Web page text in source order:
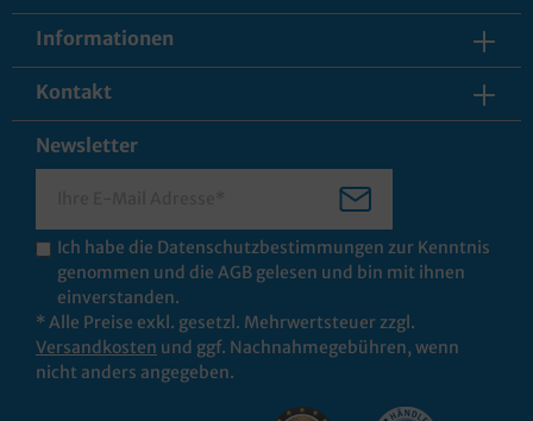
Informationen
Kontakt
Newsletter
Ich habe die Datenschutzbestimmungen zur Kenntnis
genommen und die AGB gelesen und bin mit ihnen
einverstanden.
* Alle Preise exkl. gesetzl. Mehrwertsteuer zzgl.
Versandkosten und ggf. Nachnahmegebühren, wenn
nicht anders angegeben.